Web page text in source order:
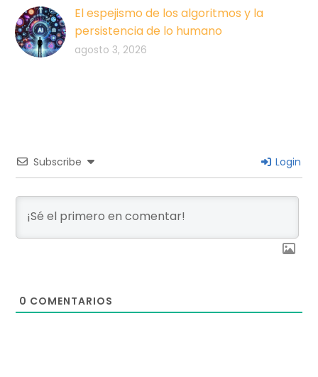
El espejismo de los algoritmos y la
persistencia de lo humano
agosto 3, 2026
Subscribe Login
0 COMENTARIOS